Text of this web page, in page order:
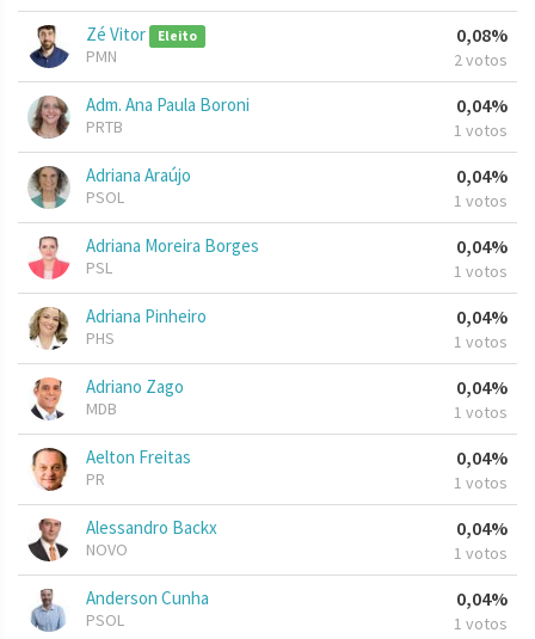
Zé Vitor Eleito
PMN
0,08%
2 votos
Adm. Ana Paula Boroni
PRTB
0,04%
1 votos
Adriana Araújo
PSOL
0,04%
1 votos
Adriana Moreira Borges
PSL
0,04%
1 votos
Adriana Pinheiro
PHS
0,04%
1 votos
Adriano Zago
MDB
0,04%
1 votos
Aelton Freitas
PR
0,04%
1 votos
Alessandro Backx
NOVO
0,04%
1 votos
Anderson Cunha
PSOL
0,04%
1 votos